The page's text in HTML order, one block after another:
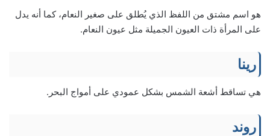
هو اسم مشتق من اللفظ الذي يُطلق على صغير النعام، كما أنه يدل
على المرأة ذات العيون الجميلة مثل عيون النعام.
رينا
هي تساقط أشعة الشمس بشكل عمودي على أمواج البحر.
روند